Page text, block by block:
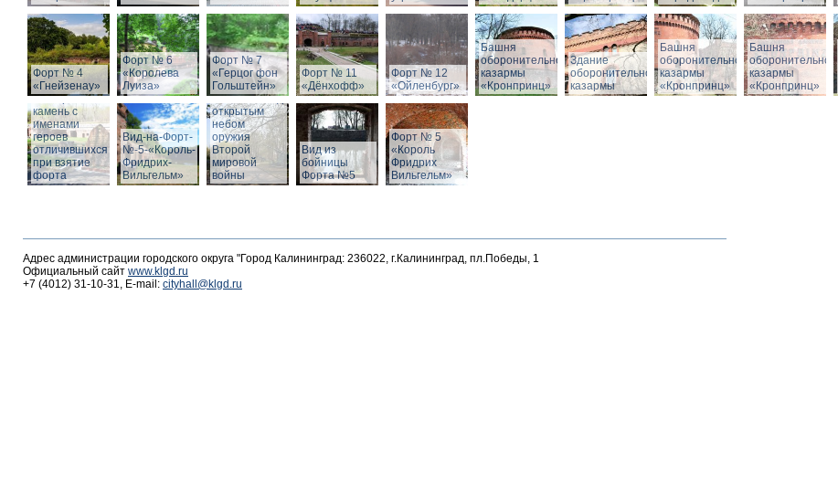
Форт № 4
«Гнейзенау»
Форт № 6
«Королева
Луиза»
Форт № 7
«Герцог фон
Гольштейн»
Форт № 11
«Дёнхофф»
Форт № 12
«Ойленбург»
Башня
оборонительной
казармы
«Кронпринц»
Здание
оборонительной
казармы
Башня
оборонительной
казармы
«Кронпринц»
Башня
оборонительной
казармы
«Кронпринц»
Мемориальный
камень с
именами
героев
отличившихся
при взятие
форта
Вид-на-Форт-
№-5-«Король-
Фридрих-
Вильгельм»
Выставка под
открытым
небом
оружия
Второй
мировой
войны
Вид из
бойницы
Форта №5
Форт № 5
«Король
Фридрих
Вильгельм»
Адрес администрации городского округа "Город Калининград: 236022, г.Калининград, пл.Победы, 1
Официальный сайт www.klgd.ru
+7 (4012) 31-10-31, E-mail: cityhall@klgd.ru